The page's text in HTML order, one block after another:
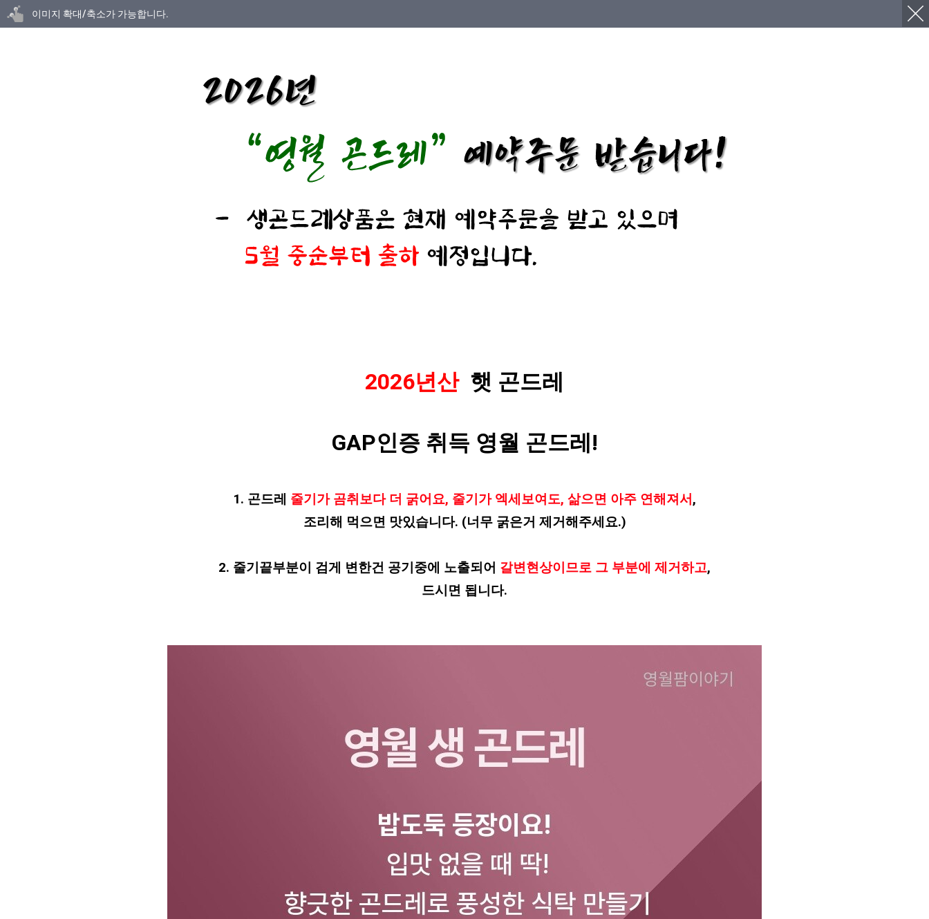
이미지 확대/축소가 가능합니다.
2026년산 햇 곤드레
GAP인증 취득 영월 곤드레!
1. 곤드레 줄기가 곰취보다 더 굵어요, 줄기가 엑세보여도, 삶으면 아주 연해져서 ,
조리해 먹으면 맛있습니다. (너무 굵은거 제거해주세요.)
2. 줄기끝부분이 검게 변한건 공기중에 노출되어 갈변현상이므로 그 부분에 제거하고,
드시면 됩니다.